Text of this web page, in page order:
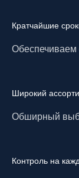
Кратчайшие
Обеспечиваем
Широкий
Обширный
Контроль на